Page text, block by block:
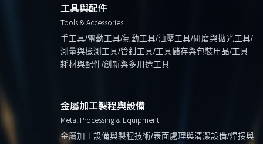
工具與配件
Tools & Accessories
手工具/電動工具/氣動工具/油壓工具/研磨與拋光工具/
測量與檢測工具/管鉗工具/工具儲存與包裝用品/工具
耗材與配件/創新與多用途工具
金屬加工製程與設備
Metal Processing & Equipment
金屬加工設備與製程技術/表面處理與清潔設備/焊接與